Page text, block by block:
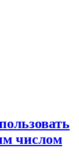
числом